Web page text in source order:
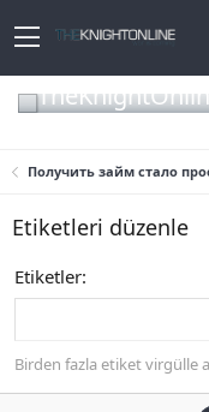
Получить займ стало
Etiketleri düzenle
Etiketler
Birden fazla etiket virgülle